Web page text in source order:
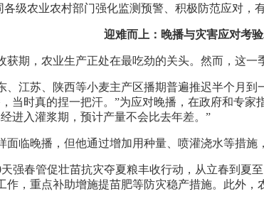
级农业农村部门强化监测预警、积极防范应对，
迎难而上：晚播与灾害应对考
期，农业生产正处在最吃劲的关头。然而，这一
江苏、陕西等小麦主产区播期普遍推迟半个月
当时真的捏一把汗。”为应对晚播，在政府和专
进入灌浆期，预计产量不会比去年差。”
临晚播，但他通过增加用种量、喷灌浇水等措施
强春管促壮苗抗灾夺夏粮丰收行动，从立春到夏
，重点补助增施提苗肥等防灾稳产措施。此外